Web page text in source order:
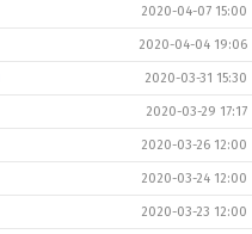
2020-04-07 15:00
2020-04-04 19:06
2020-03-31 15:30
2020-03-29 17:17
2020-03-26 12:00
2020-03-24 12:00
2020-03-23 12:00